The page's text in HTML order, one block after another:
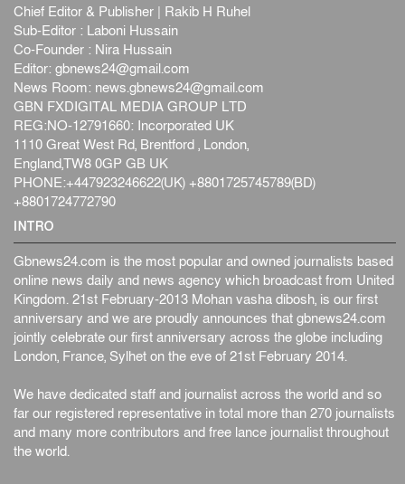
হরমুজ নিয়ে ইরান-মার্কিন চুক্তি হতে পারে আজ : মার্কিন অর্থমন...
আন্তর্জাতিক
পৃথিবীর দিকে আসছে বিধ্বংসী বস্তু, পারমাণবিক বোমা দিয়ে করা
হব...
আন্তর্জাতিক
কেনিয়ায় ১৫ হাতির রহস্যজনক মৃত্যু, সন্দেহের মুখে কীটনাশকের
ব্...
আন্তর্জাতিক
বিদেশি সংবাদমাধ্যমের জন্য নতুন বিধি-নিষেধ পাকিস্তানের
Chief Editor & Publisher | Rakib H Ruhel
Sub-Editor : Laboni Hussain
Co-Founder : Nira Hussain
Editor: gbnews24@gmail.com
News Room: news.gbnews24@gmail.com
GBN FXDIGITAL MEDIA GROUP LTD
REG:NO-12791660: Incorporated UK
1110 Great West Rd, Brentford , London,
England,TW8 0GP GB UK
PHONE:+447923246622(UK) +8801725745789(BD)
+8801724772790
INTRO
Gbnews24.com is the most popular and owned journalists based
online news daily and news agency which broadcast from United
Kingdom. 21st February-2013 Mohan vasha dibosh, is our first
anniversary and we are proudly announces that gbnews24.com
jointly celebrate our first anniversary across the globe including
London, France, Sylhet on the eve of 21st February 2014.
We have dedicated staff and journalist across the world and so
far our registered representative in total more than 270 journalists
and many more contributors and free lance journalist throughout
the world.